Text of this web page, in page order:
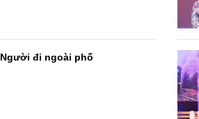
Người đi ngoài phố